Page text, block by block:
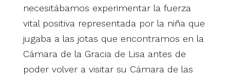
necesitábamos experimentar la fuerza
vital positiva representada por la niña que
jugaba a las jotas que encontramos en la
Cámara de la Gracia de Lisa antes de
poder volver a visitar su Cámara de las